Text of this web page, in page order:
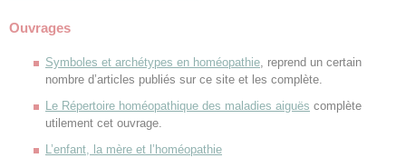
Ouvrages
Symboles et archétypes en homéopathie, reprend un certain
nombre d’articles publiés sur ce site et les complète.
Le Répertoire homéopathique des maladies aiguës complète
utilement cet ouvrage.
L’enfant, la mère et l’homéopathie